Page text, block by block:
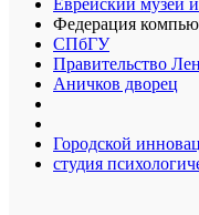
Федерация
СПбГУ
Правительство
Аничков дворец
Городской
студия